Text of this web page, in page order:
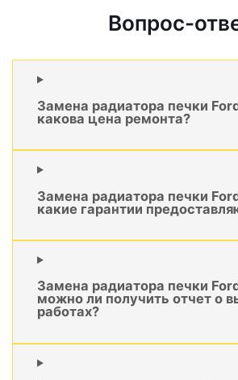
Вопрос-
Замена радиатора печки
какова цена ремонта?
Замена радиатора печки
какие гарантии
Замена радиатора печки
можно ли получить отчет о
работах?